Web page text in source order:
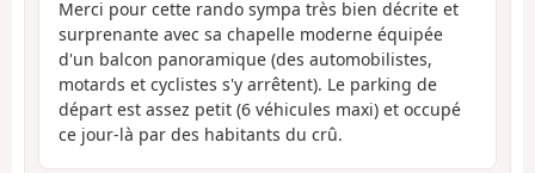
Merci pour cette rando sympa très bien décrite et
surprenante avec sa chapelle moderne équipée
d'un balcon panoramique (des automobilistes,
motards et cyclistes s'y arrêtent). Le parking de
départ est assez petit (6 véhicules maxi) et occupé
ce jour-là par des habitants du crû.